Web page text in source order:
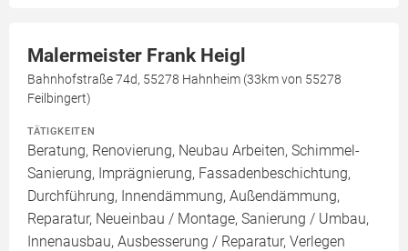
Malermeister Frank Heigl
Bahnhofstraße 74d, 55278 Hahnheim (33km von 55278
Feilbingert)
TÄTIGKEITEN
Beratung, Renovierung, Neubau Arbeiten, Schimmel-
Sanierung, Imprägnierung, Fassadenbeschichtung,
Durchführung, Innendämmung, Außendämmung,
Reparatur, Neueinbau / Montage, Sanierung / Umbau,
Innenausbau, Ausbesserung / Reparatur, Verlegen